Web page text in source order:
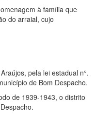
à família que
do arraial, cujo
pela lei estadual n°.
de Bom Despacho.
de 1939-1943, o distrito